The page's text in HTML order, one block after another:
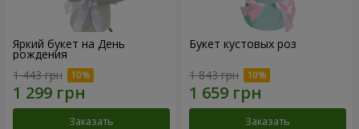
Яркий букет на День
рождения
1 443 грн
Заказать
Букет кустовых роз
1 843 грн
Заказать